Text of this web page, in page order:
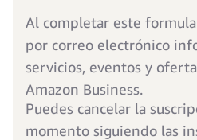
Al completar este
por correo electrónico
servicios, eventos y
Amazon Business.
Puedes cancelar la
momento siguiendo las